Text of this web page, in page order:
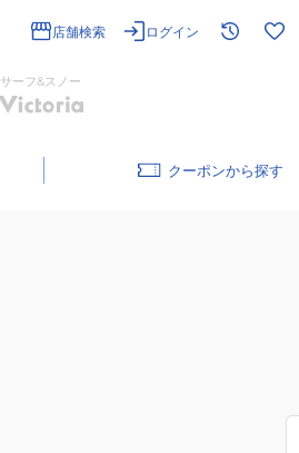
店舗検索 ログイン
サーフ&スノー
クーポン